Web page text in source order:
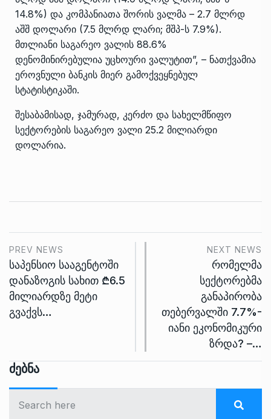
14.8%) და კომპანიათა შორის ვალმა – 2.7 მლრდ
აშშ დოლარი (7.5 მლრდ ლარი; მშპ-ს 7.9%).
მთლიანი საგარეო ვალის 88.6%
დენომინირებულია უცხოური ვალუტით”, – ნათქვამია
ეროვნული ბანკის მიერ გამოქვეყნებულ
სტატისტიკაში.
შესაბამისად, ჯამურად, კერძო და სახელმწიფო
სექტორების საგარეო ვალი 25.2 მილიარდი
დოლარია.
PREV NEWS
საპენსიო სააგენტოში
დანაზოგის სახით ₾6.5
მილიარდზე მეტი
გვაქვს…
NEXT NEWS
რომელმა
სექტორებმა
განაპირობა
თებერვალში 7.7%-
იანი ეკონომიკური
ზრდა? –…
Ძებნა